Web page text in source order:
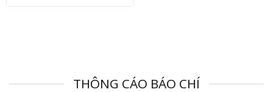
THÔNG CÁO BÁO CHÍ